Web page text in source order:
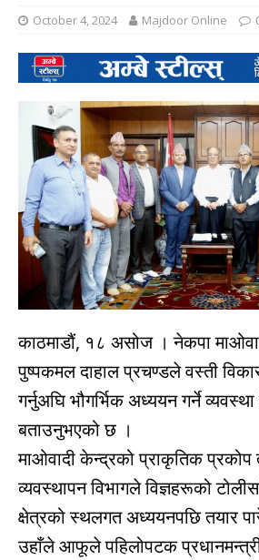
October 4, 2024 Majdoor Online
काठमाडौं, १८ असोज । नेकपा
पुष्पकमल दाहाल प्रचण्डले वस्ती विकास
गर्नुअघि भौगर्भिक अध्ययन गर्ने व्यवस्था
बताउनुभएको छ ।
माओवादी केन्द्रको प्राकृतिक प्रकोप
व्यवस्थापन विभागले विज्ञहरूको
क्षेत्रको स्थलगत अध्ययनपछि तयार
उहाँले आफूले पहिलोपटक